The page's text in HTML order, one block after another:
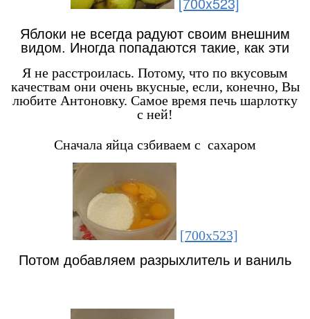
Яблоки не всегда радуют своим внешним
видом. Иногда попадаются такие, как эти
Я не расстроилась. Потому, что по вкусовым
качествам они очень вкусные, если, конечно, Вы
любите Антоновку. Самое время печь шарлотку
с ней!
Сначала яйца сзбиваем с сахаром
[700x523]
Потом добавляем разрыхлитель и ваниль